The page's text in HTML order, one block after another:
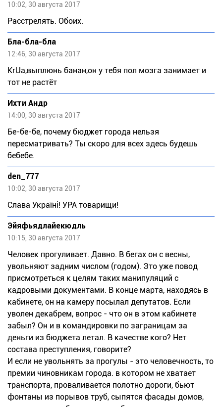
10:02, 30 августа 2017
Расстрелять. Обоих.
Бла-бла-бла
12:46, 30 августа 2017
KrUa,выплюнь банан,он у тебя пол мозга занимает и
тот не растёт
Ихти Андр
14:00, 30 августа 2017
Бе-бе-бе, почему бюджет города нельзя
пересматривать? Ты скоро для всех здесь будешь
бебебе.
den_777
10:02, 30 августа 2017
Слава Україні! УРА товарищи!
Эйяфьядлайекюдль
10:15, 30 августа 2017
Человек прогуливает. Давно. В бегах он с весны,
увольняют задним числом (годом). Это уже повод
присмотреться к целям таких манипуляций с
кадровыми документами. В конце марта, находясь в
кабинете, он на камеру посылал депутатов. Если
уволен декабрем, вопрос - что он в этом кабинете
забыл? Он и в командировки по заграницам за
деньги из бюджета летал. В качестве кого? Нет
состава преступления, говорите?
И если не увольнять за прогулы - это человечность, то
премии чиновникам города. в котором не хватает
транспорта, проваливается полотно дороги, бьют
фонтаны из порывов труб, сыпятся фасады домов,